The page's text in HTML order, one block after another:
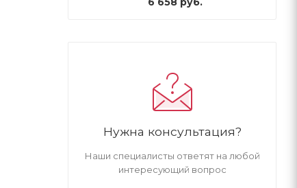
Нужна консультация?
Наши специалисты ответят на любой
интересующий вопрос